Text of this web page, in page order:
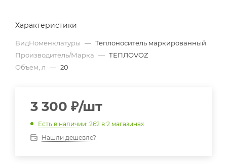
Характеристики
ВидНоменклатуры — Теплоноситель маркированный
Производитель/Марка — ТЕПЛОVOZ
Объем, л — 20
3 300 ₽/шт
Есть в наличии: 262 в 2 магазинах
Нашли дешевле?